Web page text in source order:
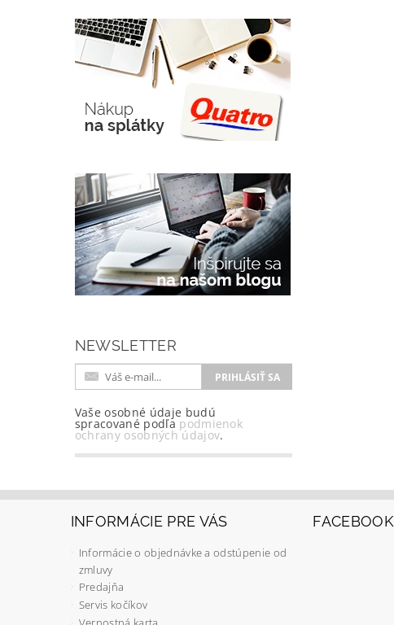
NEWSLETTER
Vaše osobné údaje budú
spracované podľa podmienok
ochrany osobných údajov.
INFORMÁCIE PRE VÁS
Informácie o objednávke a odstúpenie od
zmluvy
Predajňa
Servis kočíkov
FACEBOOK